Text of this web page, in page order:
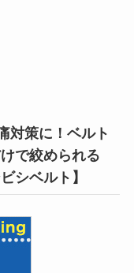
対策に！ベルト
で絞められる
シベルト】